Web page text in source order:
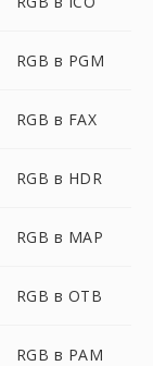
RGB в PGM
RGB в FAX
RGB в HDR
RGB в MAP
RGB в OTB
RGB в PAM